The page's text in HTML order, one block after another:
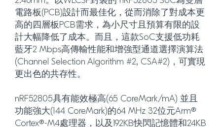
電路板(PCB)設計而最佳化，從而消除了對成本更
高的四層板PCB需求，為小尺寸且預算有限的設
計大幅降低了成本。而且，這款SoC支援低功耗
藍牙2 Mbps高傳輸性能和增強型通道選擇演算法
(Channel Selection Algorithm #2, CSA#2)，可實現
更出色的共存性。
nRF52805具有能效極高(65 CoreMark/mA) 並且
功能強大(144 CoreMark)的64 MHz 32位元Arm®
Cortex®-M4處理器，以及192KB快閃記憶體和24KB